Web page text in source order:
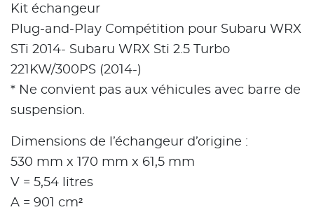
Kit échangeur
Plug-and-Play Compétition pour Subaru WRX
STi 2014- Subaru WRX Sti 2.5 Turbo
221KW/300PS (2014-)
* Ne convient pas aux véhicules avec barre de
suspension.
Dimensions de l’échangeur d’origine :
530 mm x 170 mm x 61,5 mm
V = 5,54 litres
A = 901 cm²